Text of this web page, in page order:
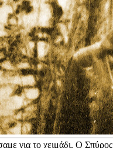
για το χειμάδι. Ο